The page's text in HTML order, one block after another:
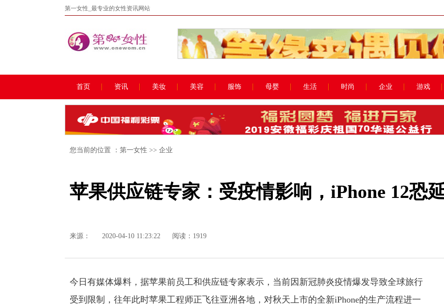
第一女性_最专业的女性资讯网站
首页 资讯 美妆 美容 服饰 母婴 生活 时尚 企业 游戏
您当前的位置 ： 第一女性 >> 企业
苹果供应链专家：受疫情影响，iPhone 12恐
来源： 2020-04-10 11:23:22 阅读：1919
今日有媒体爆料，据苹果前员工和供应链专家表示，当前因新冠肺炎疫情爆发导致全球旅行
受到限制，往年此时苹果工程师正飞往亚洲各地，对秋天上市的全新iPhone的生产流程进一